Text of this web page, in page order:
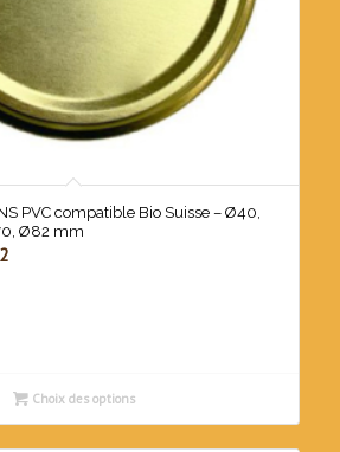
PVC compatible Bio Suisse – Ø40,
Ø82 mm
Choix des options